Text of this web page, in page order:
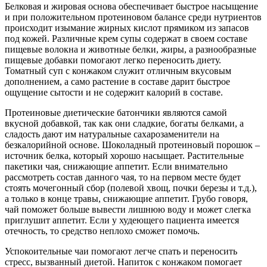
Белковая и жировая основа обеспечивает быстрое насыщение
и при положительном протеиновом балансе среди нутриентов
происходит изымание жирных кислот прямиком из запасов
под кожей. Различные крем супы содержат в своем составе
пищевые волокна и животные белки, жиры, а разнообразные
пищевые добавки помогают легко переносить диету.
Томатный суп с конжаком служит отличным вкусовым
дополнением, а само растение в составе дарит быстрое
ощущение сытости и не содержит калорий в составе.
Протеиновые диетические батончики являются самой
вкусной добавкой, так как они сладкие, богаты белками, а
сладость дают им натуральные сахарозаменители на
безкалорийной основе. Шоколадный протеиновый порошок –
источник белка, который хорошо насыщает. Растительные
пакетики чая, снижающие аппетит. Если внимательно
рассмотреть состав данного чая, то на первом месте будет
стоять мочегонный сбор (полевой хвощ, почки березы и т.д.),
а только в конце травы, снижающие аппетит. Грубо говоря,
чай поможет больше вывести лишнюю воду и может слегка
приглушит аппетит. Если у худеющего пациента имеется
отечность, то средство неплохо сможет помочь.
Успокоительные чаи помогают легче спать и переносить
стресс, вызванный диетой. Напиток с конжаком помогает